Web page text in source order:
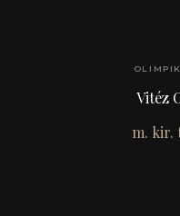
Vitéz
m. kir.